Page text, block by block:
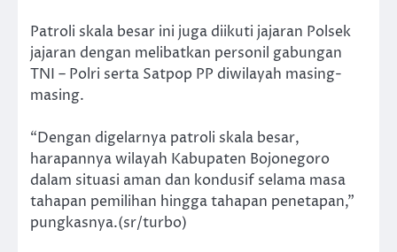
Patroli skala besar ini juga diikuti jajaran Polsek
jajaran dengan melibatkan personil gabungan
TNI – Polri serta Satpop PP diwilayah masing-
masing.
“Dengan digelarnya patroli skala besar,
harapannya wilayah Kabupaten Bojonegoro
dalam situasi aman dan kondusif selama masa
tahapan pemilihan hingga tahapan penetapan,”
pungkasnya.(sr/turbo)